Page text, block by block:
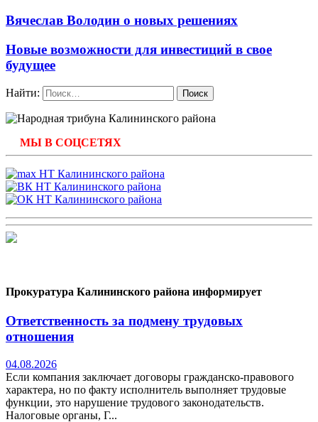
Вячеслав Володин о новых решениях
Новые возможности для инвестиций в свое
будущее
Найти:
МЫ В СОЦСЕТЯХ
Прокуратура Калининского района информирует
Ответственность за подмену трудовых
отношения
04.08.2026
Если компания заключает договоры гражданско-правового
характера, но по факту исполнитель выполняет трудовые
функции, это нарушение трудового законодательств.
Налоговые органы, Г...